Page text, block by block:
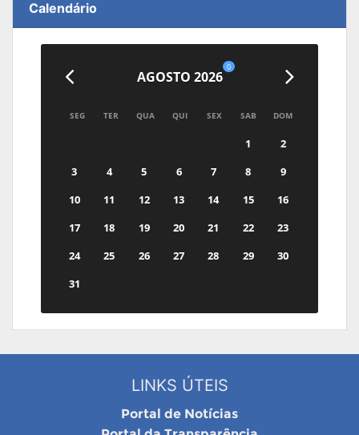
Calendário
AGOSTO 2026
0
SEG TER QUA QUI SEX SAB DOM
1
2
3
4 5 6 7 8
9
10
11 12 13 14 15
16
17
18 19 20 21 22
23
24
25 26 27 28 29
30
31
LINKS ÚTEIS
Portal de Notícias